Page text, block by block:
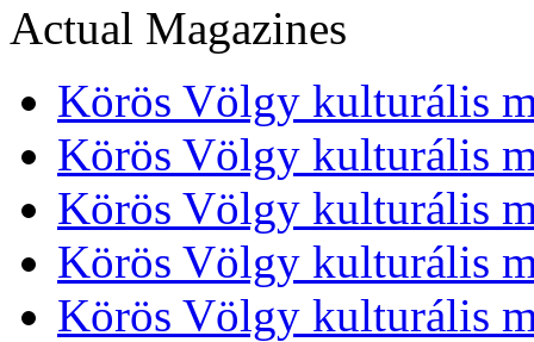
Actual Magazines
Körös Völgy kulturális
Körös Völgy kulturális
Körös Völgy kulturális
Körös Völgy kulturális
Körös Völgy kulturális